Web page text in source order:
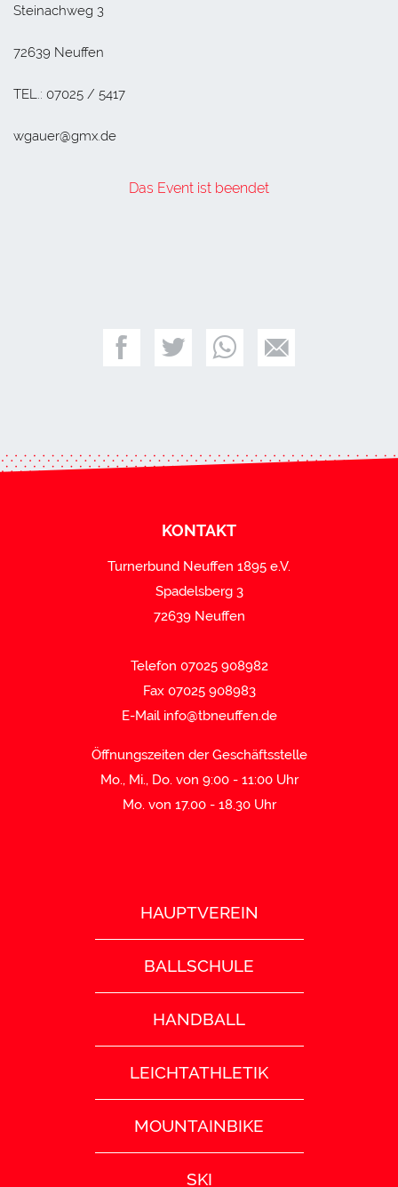
Steinachweg 3
72639 Neuffen
TEL.: 07025 / 5417
wgauer@gmx.de
Das Event ist beendet
KONTAKT
Turnerbund Neuffen 1895 e.V.
Spadelsberg 3
72639 Neuffen
Telefon 07025 908982
Fax 07025 908983
E-Mail info@tbneuffen.de
Öffnungszeiten der Geschäftsstelle
Mo., Mi., Do. von 9:00 - 11:00 Uhr
Mo. von 17.00 - 18.30 Uhr
HAUPTVEREIN
BALLSCHULE
HANDBALL
LEICHTATHLETIK
MOUNTAINBIKE
SKI